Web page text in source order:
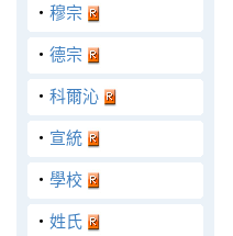
‧ 穆宗
‧ 德宗
‧ 科爾沁
‧ 宣統
‧ 學校
‧ 姓氏